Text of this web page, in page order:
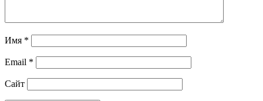
Имя *
Email *
Сайт